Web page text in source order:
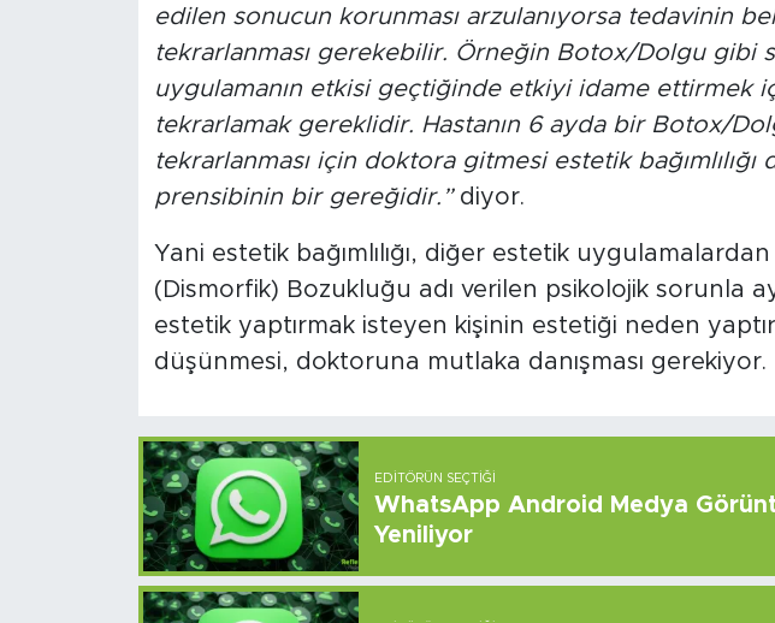
edilen sonucun korunması arzulanıyorsa tedavinin
tekrarlanması gerekebilir. Örneğin Botox/Dolgu gibi
uygulamanın etkisi geçtiğinde etkiyi idame ettirmek
tekrarlamak gereklidir. Hastanın 6 ayda bir Botox/
tekrarlanması için doktora gitmesi estetik bağımlılığı
prensibinin bir gereğidir.”diyor.
Yani estetik bağımlılığı, diğer estetik
(Dismorfik) Bozukluğu adı verilen psikolojik sorunla
estetik yaptırmak isteyen kişinin estetiği neden
düşünmesi, doktoruna mutlaka danışması gerekiyor.
EDITÖRÜN SEÇTIĞI
WhatsApp Android Medya
Yeniliyor